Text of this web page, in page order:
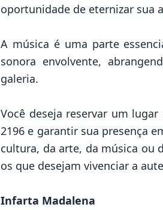
oportunidade de eternizar sua
A música é uma parte
sonora envolvente,
galeria.
Você deseja reservar um
2196 e garantir sua presença
cultura, da arte, da música ou
os que desejam vivenciar a
Infarta Madalena